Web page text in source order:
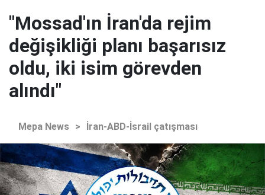
"Mossad'ın İran'da rejim
değişikliği planı başarısız
oldu, iki isim görevden
alındı"
Mepa News > İran-ABD-İsrail çatışması